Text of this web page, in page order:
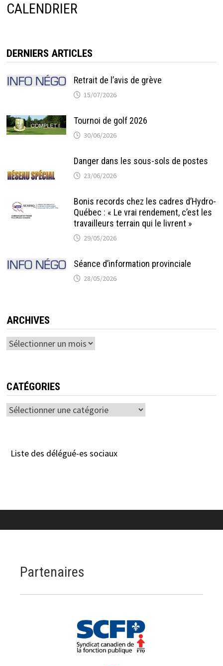
CALENDRIER
DERNIERS ARTICLES
Retrait de l’avis de grève
15/07/2026
Tournoi de golf 2026
30/06/2026
Danger dans les sous-sols de postes
23/06/2026
Bonis records chez les cadres d’Hydro-
Québec : « Le vrai rendement, c’est les
travailleurs terrain qui le livrent »
29/05/2026
Séance d’information provinciale
28/05/2026
ARCHIVES
Archives
CATÉGORIES
Catégories
Liste des délégué-es sociaux
Partenaires